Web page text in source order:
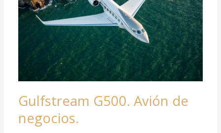
Gulfstream G500. Avión de
negocios.